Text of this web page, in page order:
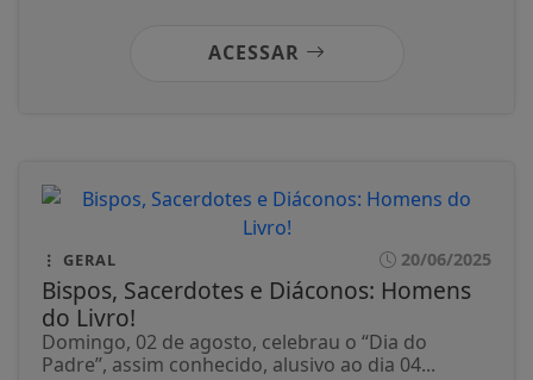
ACESSAR
GERAL 20/06/2025
Bispos, Sacerdotes e Diáconos: Homens
do Livro!
Domingo, 02 de agosto, celebrau o “Dia do
Padre”, assim conhecido, alusivo ao dia 04...